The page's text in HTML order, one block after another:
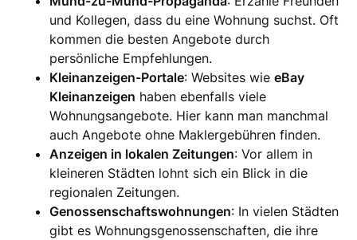
und Kollegen, dass du eine Wohnung suchst. Oft
kommen die besten Angebote durch
persönliche Empfehlungen.
Kleinanzeigen-Portale: Websites wieeBay
Kleinanzeigen haben ebenfalls viele
Wohnungsangebote. Hier kann man manchmal
auch Angebote ohne Maklergebühren finden.
Anzeigen in lokalen Zeitungen: Vor allem in
kleineren Städten lohnt sich ein Blick in die
regionalen Zeitungen.
Genossenschaftswohnungen: In vielen Städten
gibt es Wohnungsgenossenschaften, die ihre